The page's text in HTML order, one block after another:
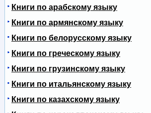
Книги по арабскому языку
Книги по армянскому языку
Книги по белорусскому языку
Книги по греческому языку
Книги по грузинскому языку
Книги по итальянскому языку
Книги по казахскому языку